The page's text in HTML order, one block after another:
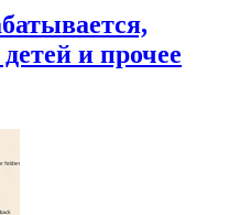
и прочее